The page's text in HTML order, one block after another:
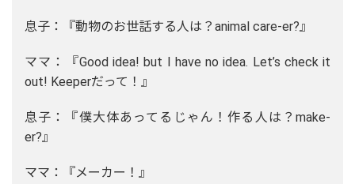
息子：『動物のお世話する人は？animal care-er?』
ママ：『Good idea! but I have no idea. Let’s check it
out! Keeperだって！』
息子：『僕大体あってるじゃん！作る人は？make-
er?』
ママ：『メーカー！』